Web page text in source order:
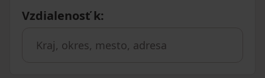
Vzdialenosť k: